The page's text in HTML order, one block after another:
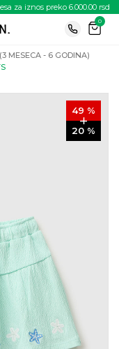
za iznos preko 6.000.00 rsd
0
MESECA - 6 GODINA)
49 %
20 %